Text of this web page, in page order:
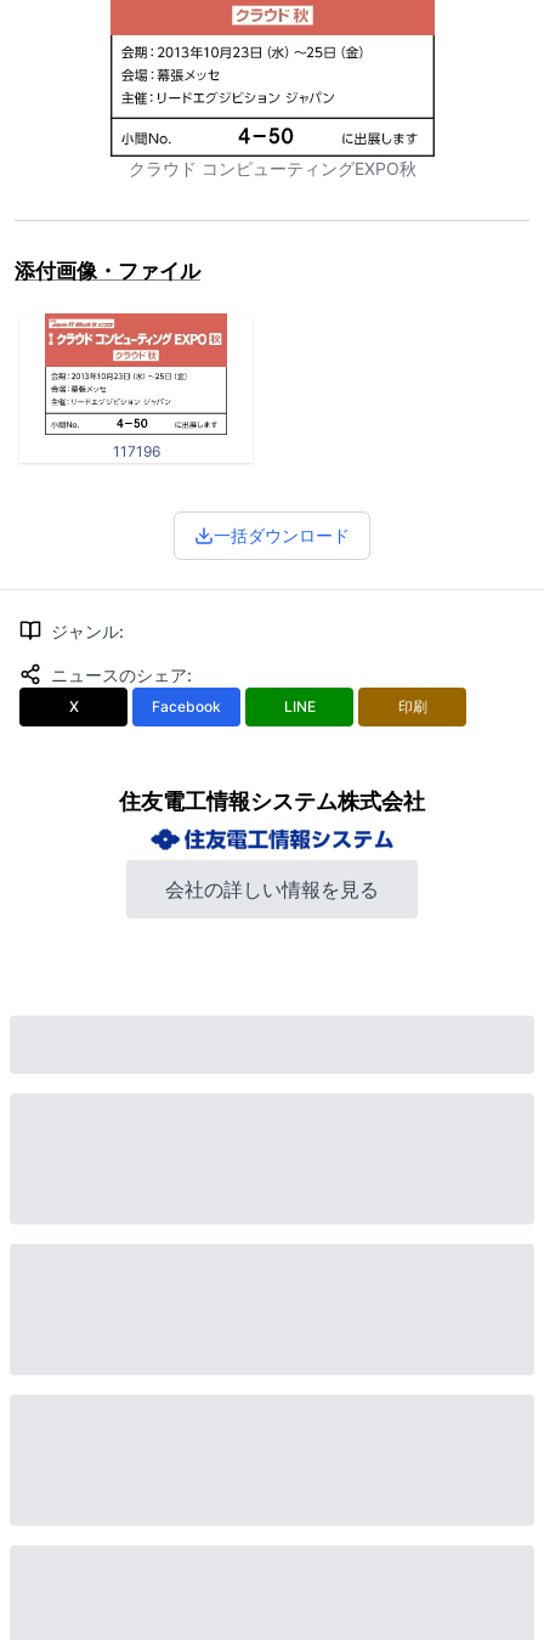
クラウド コンピューティングEXPO秋
添付画像・ファイル
117196
一括ダウンロード
ジャンル:
ニュースのシェア:
X Facebook LINE 印刷
住友電工情報システム株式会社
会社の詳しい情報を見る